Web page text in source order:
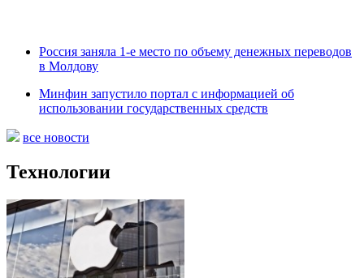
Россия заняла 1-е место по объему денежных переводов
в Молдову
Минфин запустило портал с информацией об
использовании государственных средств
все новости
Технологии